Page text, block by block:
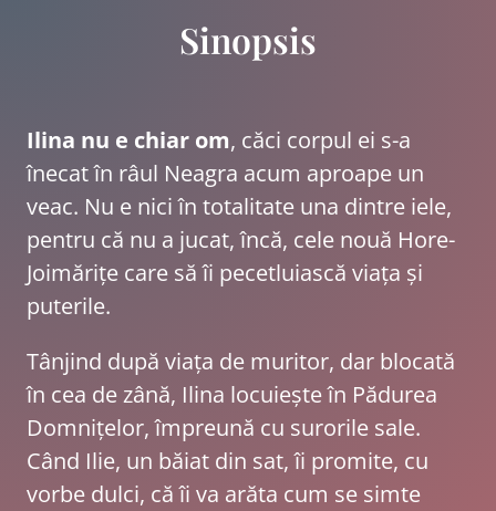
Sinopsis
Ilina nu e chiar om, căci corpul ei s-a
înecat în râul Neagra acum aproape un
veac. Nu e nici în totalitate una dintre iele,
pentru că nu a jucat, încă, cele nouă Hore-
Joimărițe care să îi pecetluiască viața și
puterile.
Tânjind după viața de muritor, dar blocată
în cea de zână, Ilina locuiește în Pădurea
Domnițelor, împreună cu surorile sale.
Când Ilie, un băiat din sat, îi promite, cu
vorbe dulci, că îi va arăta cum se simte